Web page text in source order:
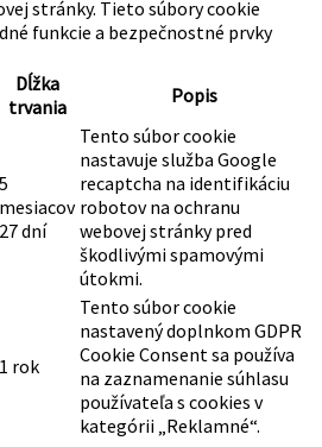
Popis
cookie NID nastavený spoločnosťou
sa používa na reklamné účely; na
počtu zobrazení reklamy
na stlmenie nechcených
a na meranie účinnosti reklám.
súbory cookie sú tie, ktoré sa
do žiadnej kategórie.
sú absolútne nevyhnutné pre
stránky. Tieto súbory cookie
funkcie a bezpečnostné prvky